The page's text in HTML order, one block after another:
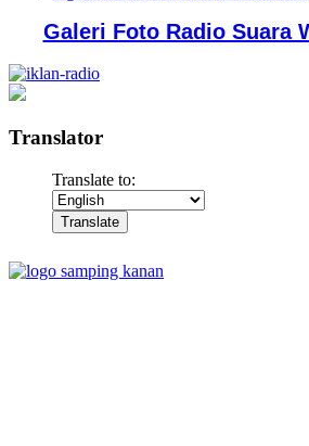
Galeri Foto Radio Suara
Translator
Translate to: